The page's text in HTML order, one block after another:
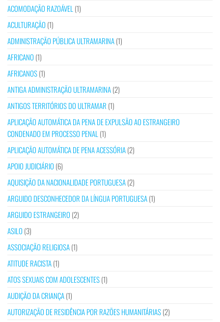
ACOMODAÇÃO RAZOÁVEL (1)
ACULTURAÇÃO (1)
ADMINISTRAÇÃO PÚBLICA ULTRAMARINA(1)
AFRICANO (1)
AFRICANOS(1)
ANTIGA ADMINISTRAÇÃO ULTRAMARINA(2)
ANTIGOS TERRITÓRIOS DO ULTRAMAR (1)
APLICAÇÃO AUTOMÁTICA DA PENA DE EXPULSÃO AO ESTRANGEIRO
CONDENADO EM PROCESSO PENAL (1)
APLICAÇÃO AUTOMÁTICA DE PENA ACESSÓRIA(2)
APOIO JUDICIÁRIO (6)
AQUISIÇÃO DA NACIONALIDADE PORTUGUESA(2)
ARGUIDO DESCONHECEDOR DA LÍNGUA PORTUGUESA(1)
ARGUIDO ESTRANGEIRO (2)
ASILO (3)
ASSOCIAÇÃO RELIGIOSA(1)
ATITUDE RACISTA(1)
ATOS SEXUAIS COM ADOLESCENTES(1)
AUDIÇÃO DA CRIANÇA(1)
AUTORIZAÇÃO DE RESIDÊNCIA POR RAZÕES HUMANITÁRIAS(2)